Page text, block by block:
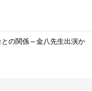
の関係～金八先生出演か